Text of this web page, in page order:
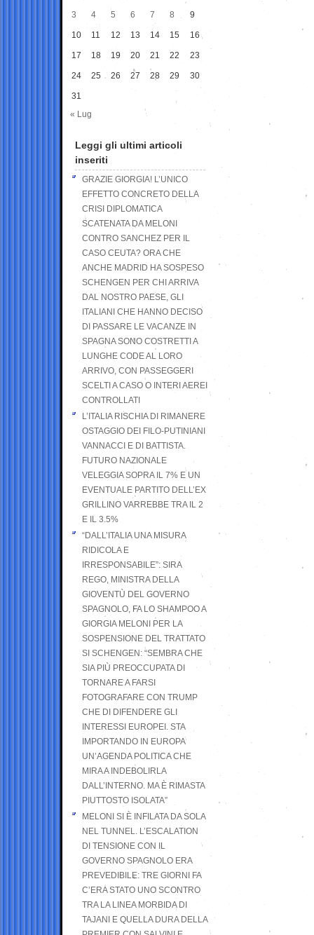
3 4 5 6 7 8 9
10 11 12 13 14 15 16
17 18 19 20 21 22 23
24 25 26 27 28 29 30
31
« Lug
Leggi gli ultimi articoli
inseriti
GRAZIE GIORGIA! L’UNICO
EFFETTO CONCRETO DELLA
CRISI DIPLOMATICA
SCATENATA DA MELONI
CONTRO SANCHEZ PER IL
CASO CEUTA? ORA CHE
ANCHE MADRID HA SOSPESO
SCHENGEN PER CHI ARRIVA
DAL NOSTRO PAESE, GLI
ITALIANI CHE HANNO DECISO
DI PASSARE LE VACANZE IN
SPAGNA SONO COSTRETTI A
LUNGHE CODE AL LORO
ARRIVO, CON PASSEGGERI
SCELTI A CASO O INTERI AEREI
CONTROLLATI
L’ITALIA RISCHIA DI RIMANERE
OSTAGGIO DEI FILO-PUTINIANI
VANNACCI E DI BATTISTA.
FUTURO NAZIONALE
VELEGGIA SOPRA IL 7% E UN
EVENTUALE PARTITO DELL’EX
GRILLINO VARREBBE TRA IL 2
E IL 3.5%
“DALL’ITALIA UNA MISURA
RIDICOLA E
IRRESPONSABILE”: SIRA
REGO, MINISTRA DELLA
GIOVENTÙ DEL GOVERNO
SPAGNOLO, FA LO SHAMPOO A
GIORGIA MELONI PER LA
SOSPENSIONE DEL TRATTATO
SI SCHENGEN: “SEMBRA CHE
SIA PIÙ PREOCCUPATA DI
TORNARE A FARSI
FOTOGRAFARE CON TRUMP
CHE DI DIFENDERE GLI
INTERESSI EUROPEI. STA
IMPORTANDO IN EUROPA
UN’AGENDA POLITICA CHE
MIRA A INDEBOLIRLA
DALL’INTERNO. MA È RIMASTA
PIUTTOSTO ISOLATA”
MELONI SI È INFILATA DA SOLA
NEL TUNNEL. L’ESCALATION
DI TENSIONE CON IL
GOVERNO SPAGNOLO ERA
PREVEDIBILE: TRE GIORNI FA
C’ERA STATO UNO SCONTRO
TRA LA LINEA MORBIDA DI
TAJANI E QUELLA DURA DELLA